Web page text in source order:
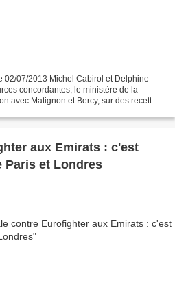
02/07/2013 Michel Cabirol et Delphine
concordantes, le ministère de la
avec Matignon et Bercy, sur des recettes
aux Emirats : c'est
Paris et Londres